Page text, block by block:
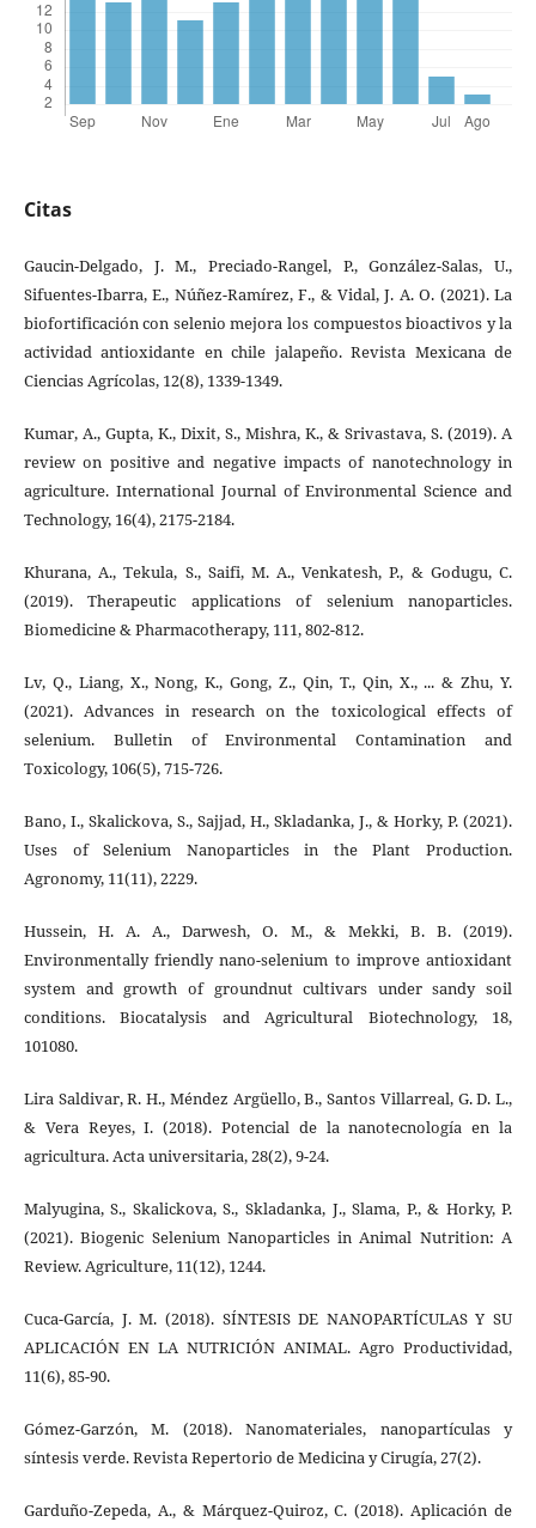
Citas
Gaucin-Delgado, J. M., Preciado-Rangel, P., González-Salas, U.,
Sifuentes-Ibarra, E., Núñez-Ramírez, F., & Vidal, J. A. O. (2021). La
biofortificación con selenio mejora los compuestos bioactivos y la
actividad antioxidante en chile jalapeño. Revista Mexicana de
Ciencias Agrícolas, 12(8), 1339-1349.
Kumar, A., Gupta, K., Dixit, S., Mishra, K., & Srivastava, S. (2019). A
review on positive and negative impacts of nanotechnology in
agriculture. International Journal of Environmental Science and
Technology, 16(4), 2175-2184.
Khurana, A., Tekula, S., Saifi, M. A., Venkatesh, P., & Godugu, C.
(2019). Therapeutic applications of selenium nanoparticles.
Biomedicine & Pharmacotherapy, 111, 802-812.
Lv, Q., Liang, X., Nong, K., Gong, Z., Qin, T., Qin, X., ... & Zhu, Y.
(2021). Advances in research on the toxicological effects of
selenium. Bulletin of Environmental Contamination and
Toxicology, 106(5), 715-726.
Bano, I., Skalickova, S., Sajjad, H., Skladanka, J., & Horky, P. (2021).
Uses of Selenium Nanoparticles in the Plant Production.
Agronomy, 11(11), 2229.
Hussein, H. A. A., Darwesh, O. M., & Mekki, B. B. (2019).
Environmentally friendly nano-selenium to improve antioxidant
system and growth of groundnut cultivars under sandy soil
conditions. Biocatalysis and Agricultural Biotechnology, 18,
101080.
Lira Saldivar, R. H., Méndez Argüello, B., Santos Villarreal, G. D. L.,
& Vera Reyes, I. (2018). Potencial de la nanotecnología en la
agricultura. Acta universitaria, 28(2), 9-24.
Malyugina, S., Skalickova, S., Skladanka, J., Slama, P., & Horky, P.
(2021). Biogenic Selenium Nanoparticles in Animal Nutrition: A
Review. Agriculture, 11(12), 1244.
Cuca-García, J. M. (2018). SÍNTESIS DE NANOPARTÍCULAS Y SU
APLICACIÓN EN LA NUTRICIÓN ANIMAL. Agro Productividad,
11(6), 85-90.
Gómez-Garzón, M. (2018). Nanomateriales, nanopartículas y
síntesis verde. Revista Repertorio de Medicina y Cirugía, 27(2).
Garduño-Zepeda, A., & Márquez-Quiroz, C. (2018). Aplicación de